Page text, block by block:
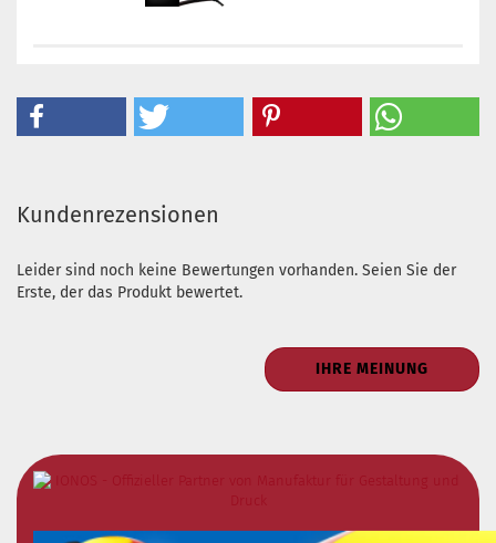
Kundenrezensionen
Leider sind noch keine Bewertungen vorhanden. Seien Sie der
Erste, der das Produkt bewertet.
IHRE MEINUNG